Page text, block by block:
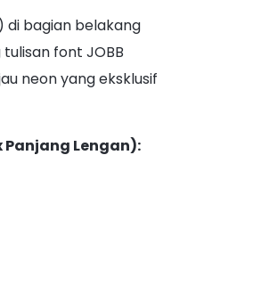
bagian belakang
font JOBB
neon yang eksklusif
Panjang Lengan):